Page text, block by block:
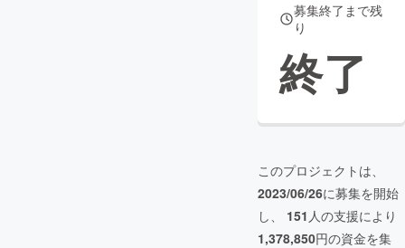
募集終了まで残
り
終了
このプロジェクトは、
2023/06/26に募集を開始
し、 151 人の支援により
1,378,850円の資金を集